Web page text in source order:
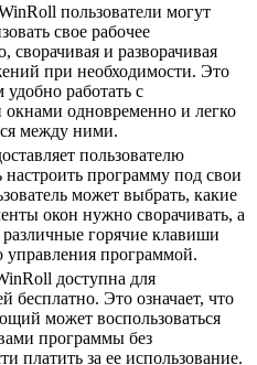
пользователи могут
свое рабочее
сворачивая и разворачивая
при необходимости. Это
удобно работать с
окнами одновременно и легко
между ними.
пользователю
настроить программу под свои
может выбрать, какие
окон нужно сворачивать, а
различные горячие клавиши
управления программой.
доступна для
бесплатно. Это означает, что
может воспользоваться
программы без
платить за ее использование.